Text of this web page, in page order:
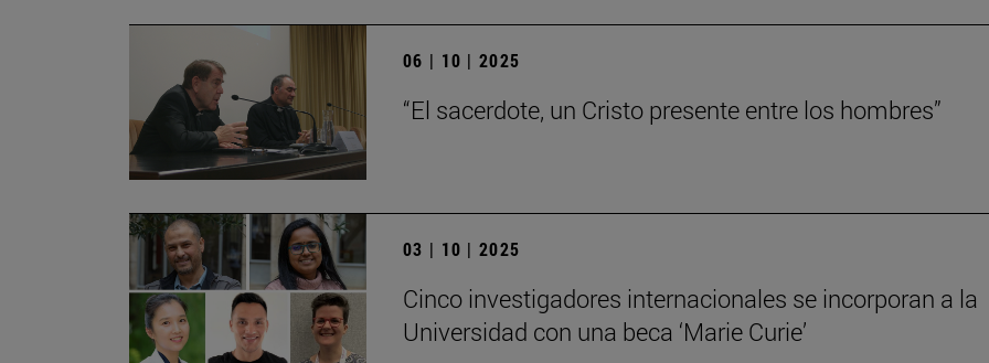
06 | 10 | 2025
“El sacerdote, un Cristo presente entre los hombres”
03 | 10 | 2025
Cinco investigadores internacionales se incorporan a la
Universidad con una beca ‘Marie Curie’